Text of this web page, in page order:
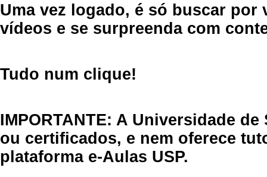
Uma vez logado, é só buscar por
vídeos e se surpreenda com
Tudo num clique!
IMPORTANTE: A Universidade
ou certificados, e nem oferece
plataforma e-Aulas USP.